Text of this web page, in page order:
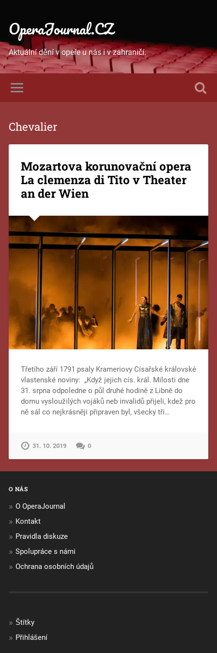
OperaJournal.CZ
Aktuální dění v opeře u nás i v zahraničí.
Chevalier
Mozartova korunovační opera
La clemenza di Tito v Theater
an der Wien
Třetího září 1791 psaly Krameriovy Císařské královské
vlastenské noviny: „Když jejich cís. král. Milosti dne
31. srpna odpoledne o půl druhé hodině z Libně do
domu vysloužilých vojáků neb invalidů přijeli, kdež pro
ně sál co nejkrásněji připraven byl, všecky tři…
31. 10. 2019 0
O NÁS
O OperaJournal
Kontakt
Pravidla diskuze
Spolupráce s námi
Ochrana osobních údajů
Štítky
Přihlášení